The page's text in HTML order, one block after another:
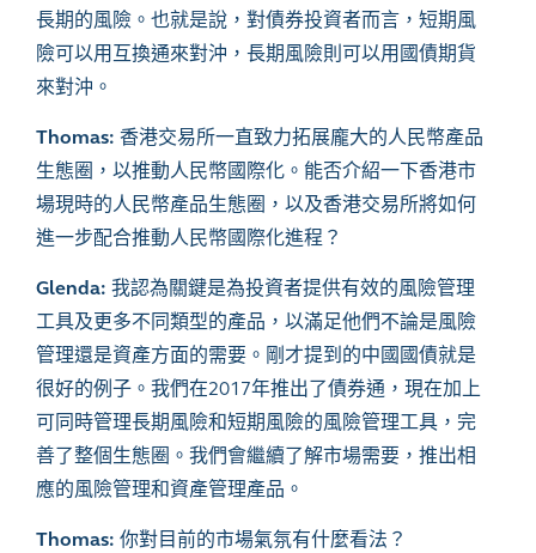
長期的風險。也就是說，對債券投資者而言，短期風
險可以用互換通來對沖，長期風險則可以用國債期貨
來對沖。
Thomas: 香港交易所一直致力拓展龐大的人民幣產品
生態圈，以推動人民幣國際化。能否介紹一下香港市
場現時的人民幣產品生態圈，以及香港交易所將如何
進一步配合推動人民幣國際化進程？
Glenda: 我認為關鍵是為投資者提供有效的風險管理
工具及更多不同類型的產品，以滿足他們不論是風險
管理還是資產方面的需要。剛才提到的中國國債就是
很好的例子。我們在2017年推出了債券通，現在加上
可同時管理長期風險和短期風險的風險管理工具，完
善了整個生態圈。我們會繼續了解市場需要，推出相
應的風險管理和資產管理產品。
Thomas: 你對目前的市場氣氛有什麼看法？